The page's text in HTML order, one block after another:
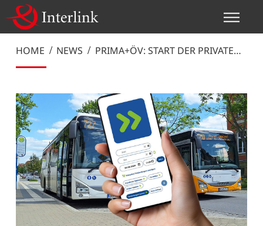
HOME NEWS
PRIMA+ÖV: START DER PRIVATEN